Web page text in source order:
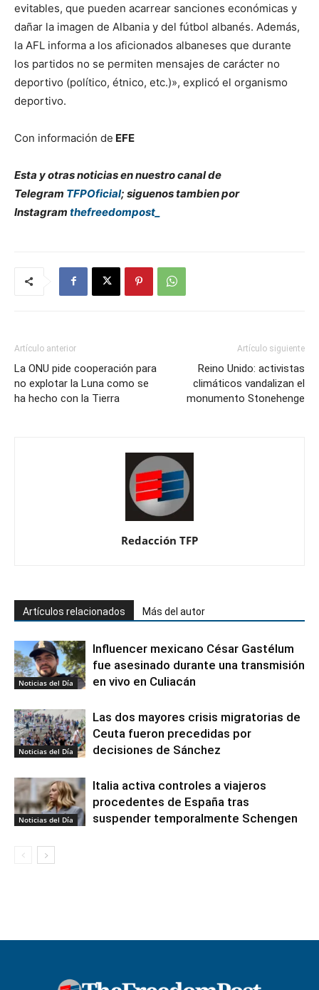
evitables, que pueden acarrear sanciones económicas y
dañar la imagen de Albania y del fútbol albanés. Además,
la AFL informa a los aficionados albaneses que durante
los partidos no se permiten mensajes de carácter no
deportivo (político, étnico, etc.)», explicó el organismo
deportivo.
Con información de EFE
Esta y otras noticias en nuestro canal de
Telegram TFPOficial; siguenos tambien por
Instagram thefreedompost_
Artículo anterior
La ONU pide cooperación para
no explotar la Luna como se
ha hecho con la Tierra
Artículo siguiente
Reino Unido: activistas
climáticos vandalizan el
monumento Stonehenge
Redacción TFP
Artículos relacionados Más del autor
Noticias del Día
Influencer mexicano César Gastélum
fue asesinado durante una transmisión
en vivo en Culiacán
Noticias del Día
Las dos mayores crisis migratorias de
Ceuta fueron precedidas por
decisiones de Sánchez
Noticias del Día
Italia activa controles a viajeros
procedentes de España tras
suspender temporalmente Schengen